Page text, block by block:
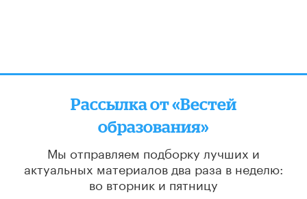
Рассылка от «Вестей
образования»
Мы отправляем подборку лучших и
актуальных материалов два раза в неделю:
во вторник и пятницу